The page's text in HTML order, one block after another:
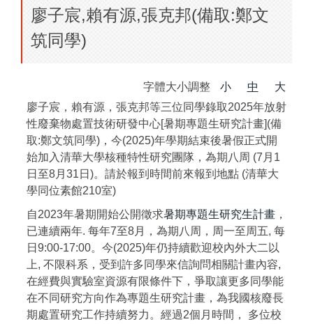
廖子宸,賴有源,張克邦(備取:鄭文
筑同學)
字體大小調整 小 中
大
廖子宸，賴有源，張克邦等三位同學錄取2025年放射
性廢棄物處置技術研發中心[暑期專題生研究計畫](備
取:鄭文筑同學)，今(2025)年學期結束後暑假正式開
始加入清華大學核種特性研究團隊，為期八周 (7月1
日至8月31日)。請於報到時間前來報到地點 (清華大
學同位素館210室)
自2023年暑期開始公開徵求暑期專題生研究生計畫 ，
已連續兩年. 每年7至8月，為期八周，周一至周五, 每
日9:00-17:00。今(2025)年仍持續歡迎校內外大二以
上, 不限科系，受到許多同學來信詢問相關計畫內容,
在經費與實驗室資源有限條件下，爭取讓更多同學能
在不同研究方向作為專題生研究計畫，為我國核廢長
期處置研究工作持續努力。經過2個月時間， 多位校